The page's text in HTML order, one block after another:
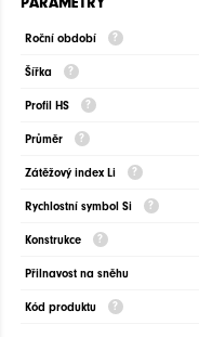
Roční období
Šířka
Profil HS
Průměr
Zátěžový index Li
Rychlostní symbol Si
Konstrukce
Přilnavost na sněhu
Kód produktu